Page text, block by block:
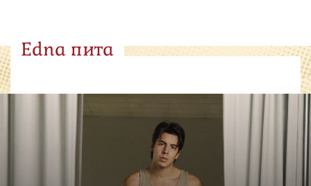
Edna пита